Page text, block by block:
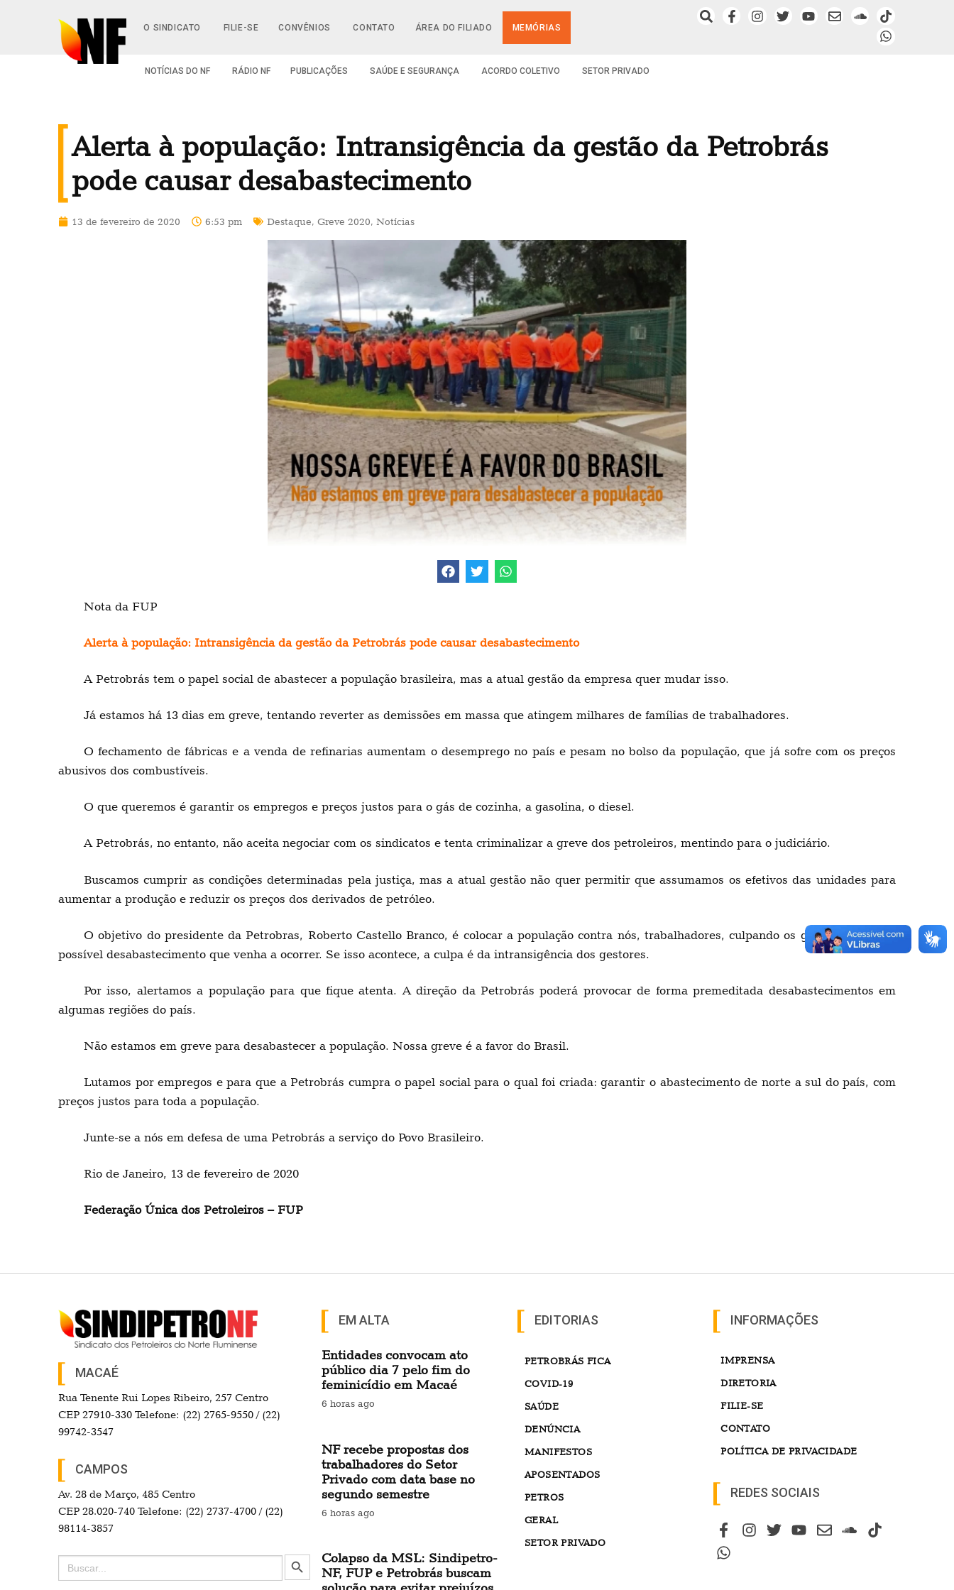
O SINDICATO FILIE-SE CONVÊNIOS CONTATO ÁREA DO FILIADO MEMÓRIAS
NOTÍCIAS DO NF RÁDIO NF PUBLICAÇÕES SAÚDE E SEGURANÇA ACORDO COLETIVO SETOR PRIVADO
Alerta à população: Intransigência da gestão da Petrobrás
pode causar desabastecimento
13 de fevereiro de 2020 6:53 pm Destaque, Greve 2020, Notícias
Nota da FUP
Alerta à população: Intransigência da gestão da Petrobrás pode causar desabastecimento
A Petrobrás tem o papel social de abastecer a população brasileira, mas a atual gestão da empresa quer mudar isso.
Já estamos há 13 dias em greve, tentando reverter as demissões em massa que atingem milhares de famílias de trabalhadores.
O fechamento de fábricas e a venda de refinarias aumentam o desemprego no país e pesam no bolso da população, que já sofre com os preços
abusivos dos combustíveis.
O que queremos é garantir os empregos e preços justos para o gás de cozinha, a gasolina, o diesel.
A Petrobrás, no entanto, não aceita negociar com os sindicatos e tenta criminalizar a greve dos petroleiros, mentindo para o judiciário.
Buscamos cumprir as condições determinadas pela justiça, mas a atual gestão não quer permitir que assumamos os efetivos das unidades para
aumentar a produção e reduzir os preços dos derivados de petróleo.
O objetivo do presidente da Petrobras, Roberto Castello Branco, é colocar a população contra nós, trabalhadores, culpando os grevistas por um
possível desabastecimento que venha a ocorrer. Se isso acontece, a culpa é da intransigência dos gestores.
Por isso, alertamos a população para que fique atenta. A direção da Petrobrás poderá provocar de forma premeditada desabastecimentos em
algumas regiões do país.
Não estamos em greve para desabastecer a população. Nossa greve é a favor do Brasil.
Lutamos por empregos e para que a Petrobrás cumpra o papel social para o qual foi criada: garantir o abastecimento de norte a sul do país, com
preços justos para toda a população.
Junte-se a nós em defesa de uma Petrobrás a serviço do Povo Brasileiro.
Rio de Janeiro, 13 de fevereiro de 2020
Federação Única dos Petroleiros – FUP
MACAÉ
Rua Tenente Rui Lopes Ribeiro, 257 Centro
CEP 27910-330 Telefone: (22) 2765-9550 / (22)
99742-3547
CAMPOS
Av. 28 de Março, 485 Centro
CEP 28.020-740 Telefone: (22) 2737-4700 / (22)
98114-3857
Search
for:
Search Button
EM ALTA
Entidades convocam ato
público dia 7 pelo fim do
feminicídio em Macaé
6 horas ago
NF recebe propostas dos
trabalhadores do Setor
Privado com data base no
segundo semestre
6 horas ago
Colapso da MSL: Sindipetro-
NF, FUP e Petrobrás buscam
EDITORIAS
PETROBRÁS FICA
COVID-19
SAÚDE
DENÚNCIA
MANIFESTOS
APOSENTADOS
PETROS
GERAL
SETOR PRIVADO
INFORMAÇÕES
IMPRENSA
DIRETORIA
FILIE-SE
CONTATO
POLÍTICA DE PRIVACIDADE
REDES SOCIAIS